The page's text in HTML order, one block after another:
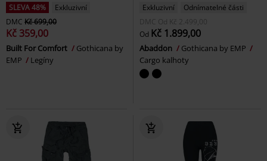
SLEVA 48%
Exkluzivní
DMC Kč 699,00
Kč 359,00
Built For Comfort
Gothicana by
EMP
Legíny
Exkluzivní
Odnímatelné části
DMC Od Kč 2.499,00
Od Kč 1.899,00
Abaddon
Gothicana by EMP
Cargo kalhoty